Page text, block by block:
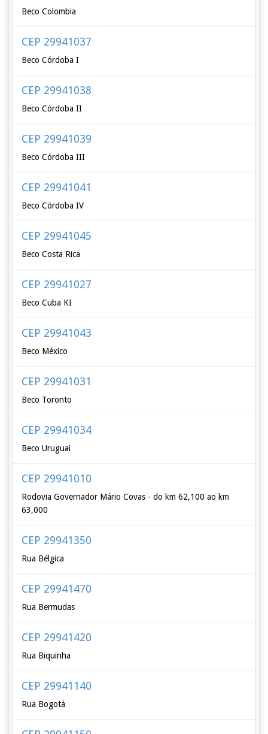
Beco Colombia
CEP 29941037
Beco Córdoba I
CEP 29941038
Beco Córdoba II
CEP 29941039
Beco Córdoba III
CEP 29941041
Beco Córdoba IV
CEP 29941045
Beco Costa Rica
CEP 29941027
Beco Cuba KI
CEP 29941043
Beco México
CEP 29941031
Beco Toronto
CEP 29941034
Beco Uruguai
CEP 29941010
Rodovia Governador Mário Covas - do km 62,100 ao km
63,000
CEP 29941350
Rua Bélgica
CEP 29941470
Rua Bermudas
CEP 29941420
Rua Biquinha
CEP 29941140
Rua Bogotá